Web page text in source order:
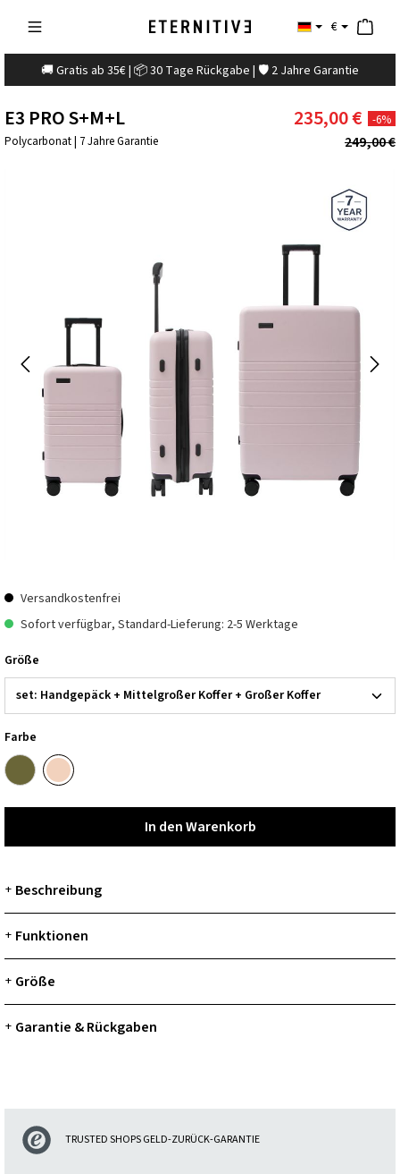
€
🚚 Gratis ab 35€ | 📦 30 Tage Rückgabe | 🛡️ 2 Jahre Garantie
E3 PRO S+M+L
Polycarbonat | 7 Jahre Garantie
235,00 € -6%
249,00 €
Versandkostenfrei
Sofort verfügbar, Standard-Lieferung: 2-5 Werktage
Größe
Farbe
In den Warenkorb
In den Warenkorb
+ Beschreibung
+ Funktionen
+ Größe
+ Garantie & Rückgaben
TRUSTED SHOPS GELD-ZURÜCK-GARANTIE